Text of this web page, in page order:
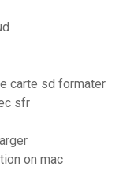
carte sd formater
sfr
on mac